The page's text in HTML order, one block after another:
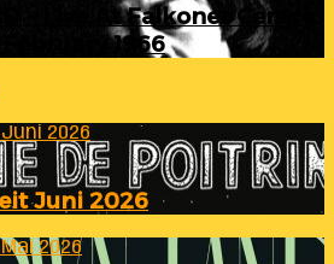
– Live At Falkoner Centre
1966
2026
Juni 2026
2026